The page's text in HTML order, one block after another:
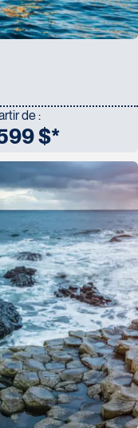
de :
$*